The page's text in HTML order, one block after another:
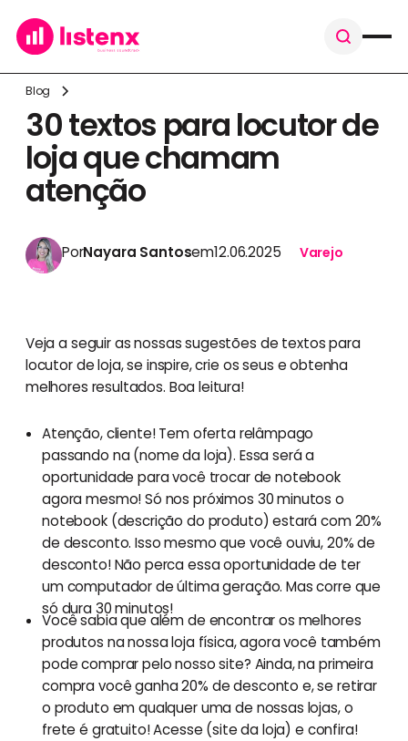
Blog
30 textos para locutor de
loja que chamam
atenção
PorNayara Santosem12.06.2025 Varejo
Veja a seguir as nossas sugestões de textos para
locutor de loja, se inspire, crie os seus e obtenha
melhores resultados. Boa leitura!
Atenção, cliente! Tem oferta relâmpago
passando na (nome da loja). Essa será a
oportunidade para você trocar de notebook
agora mesmo! Só nos próximos 30 minutos o
notebook (descrição do produto) estará com 20%
de desconto. Isso mesmo que você ouviu, 20% de
desconto! Não perca essa oportunidade de ter
um computador de última geração. Mas corre que
só dura 30 minutos!
Você sabia que além de encontrar os melhores
produtos na nossa loja física, agora você também
pode comprar pelo nosso site? Ainda, na primeira
compra você ganha 20% de desconto e, se retirar
o produto em qualquer uma de nossas lojas, o
frete é gratuito! Acesse (site da loja) e confira!